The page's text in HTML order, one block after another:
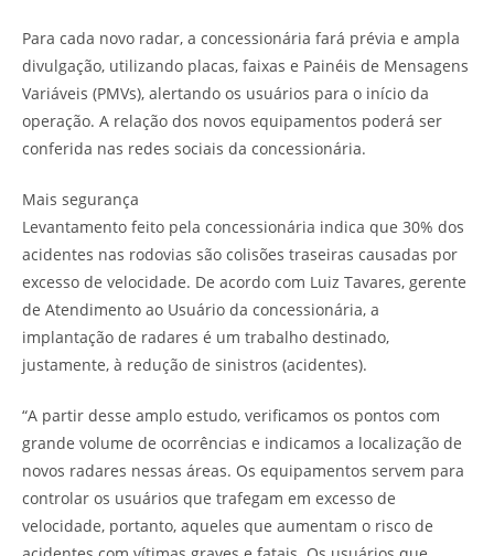
Para cada novo radar, a concessionária fará prévia e ampla
divulgação, utilizando placas, faixas e Painéis de Mensagens
Variáveis (PMVs), alertando os usuários para o início da
operação. A relação dos novos equipamentos poderá ser
conferida nas redes sociais da concessionária.
Mais segurança
Levantamento feito pela concessionária indica que 30% dos
acidentes nas rodovias são colisões traseiras causadas por
excesso de velocidade. De acordo com Luiz Tavares, gerente
de Atendimento ao Usuário da concessionária, a
implantação de radares é um trabalho destinado,
justamente, à redução de sinistros (acidentes).
“A partir desse amplo estudo, verificamos os pontos com
grande volume de ocorrências e indicamos a localização de
novos radares nessas áreas. Os equipamentos servem para
controlar os usuários que trafegam em excesso de
velocidade, portanto, aqueles que aumentam o risco de